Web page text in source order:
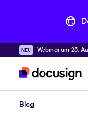
Überspringen und
Webinar am 25.
Blog